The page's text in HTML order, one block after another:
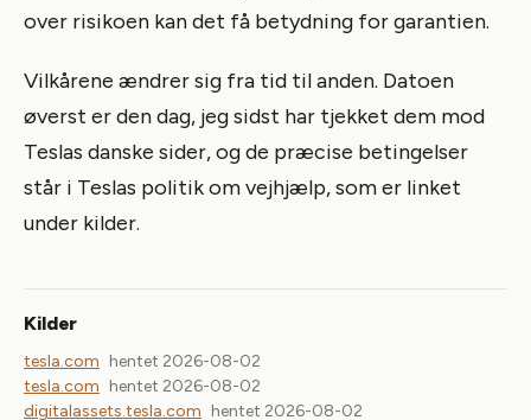
over risikoen kan det få betydning for garantien.
Vilkårene ændrer sig fra tid til anden. Datoen
øverst er den dag, jeg sidst har tjekket dem mod
Teslas danske sider, og de præcise betingelser
står i Teslas politik om vejhjælp, som er linket
under kilder.
Kilder
tesla.com hentet 2026-08-02
tesla.com hentet 2026-08-02
digitalassets.tesla.com hentet 2026-08-02